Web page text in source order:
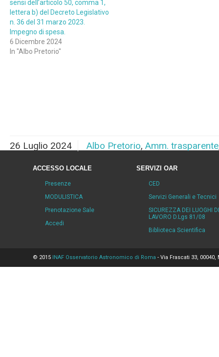
sensi dell’articolo 50, comma 1,
lettera b) del Decreto Legislativo
n. 36 del 31 marzo 2023.
Impegno di spesa.
6 Dicembre 2024
In "Albo Pretorio"
26 Luglio 2024 Albo Pretorio, Amm. trasparente
ACCESSO LOCALE
Presenze
MODULISTICA
Prenotazione Sale
Accedi
SERVIZI OAR
CED
Servizi Generali e Tecnici
SICUREZZA DEI LUOGHI DI
LAVORO D.Lgs 81/08
Biblioteca Scientifica
© 2015 INAF Osservatorio Astronomico di Roma - Via Frascati 33,